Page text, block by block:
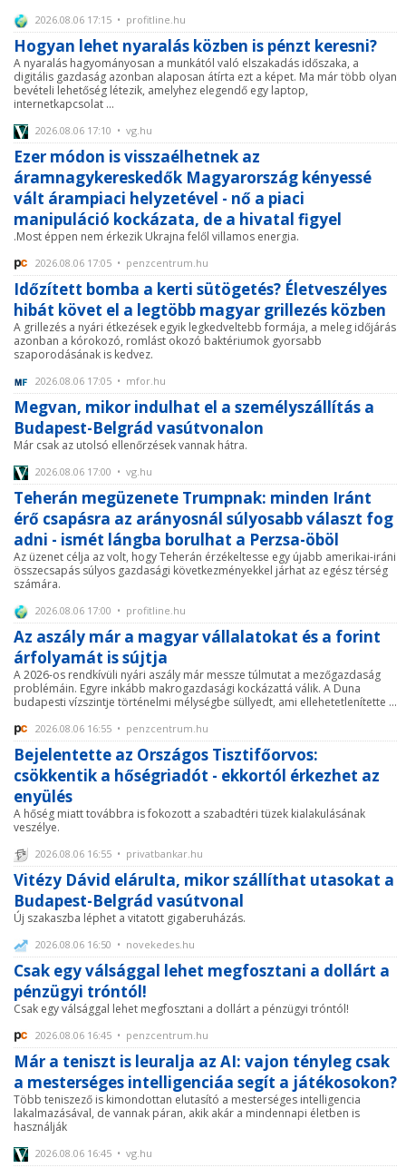
2026.08.06 17:15 • profitline.hu
Hogyan lehet nyaralás közben is pénzt keresni?
A nyaralás hagyományosan a munkától való elszakadás időszaka, a
digitális gazdaság azonban alaposan átírta ezt a képet. Ma már több olyan
bevételi lehetőség létezik, amelyhez elegendő egy laptop,
internetkapcsolat ...
2026.08.06 17:10 • vg.hu
Ezer módon is visszaélhetnek az
áramnagykereskedők Magyarország kényessé
vált árampiaci helyzetével - nő a piaci
manipuláció kockázata, de a hivatal figyel
.Most éppen nem érkezik Ukrajna felől villamos energia.
2026.08.06 17:05 • penzcentrum.hu
Időzített bomba a kerti sütögetés? Életveszélyes
hibát követ el a legtöbb magyar grillezés közben
A grillezés a nyári étkezések egyik legkedveltebb formája, a meleg időjárás
azonban a kórokozó, romlást okozó baktériumok gyorsabb
szaporodásának is kedvez.
2026.08.06 17:05 • mfor.hu
Megvan, mikor indulhat el a személyszállítás a
Budapest-Belgrád vasútvonalon
Már csak az utolsó ellenőrzések vannak hátra.
2026.08.06 17:00 • vg.hu
Teherán megüzenete Trumpnak: minden Iránt
érő csapásra az arányosnál súlyosabb választ fog
adni - ismét lángba borulhat a Perzsa-öböl
Az üzenet célja az volt, hogy Teherán érzékeltesse egy újabb amerikai-iráni
összecsapás súlyos gazdasági következményekkel járhat az egész térség
számára.
2026.08.06 17:00 • profitline.hu
Az aszály már a magyar vállalatokat és a forint
árfolyamát is sújtja
A 2026-os rendkívüli nyári aszály már messze túlmutat a mezőgazdaság
problémáin. Egyre inkább makrogazdasági kockázattá válik. A Duna
budapesti vízszintje történelmi mélységbe süllyedt, ami ellehetetlenítette ...
2026.08.06 16:55 • penzcentrum.hu
Bejelentette az Országos Tisztifőorvos:
csökkentik a hőségriadót - ekkortól érkezhet az
enyülés
A hőség miatt továbbra is fokozott a szabadtéri tüzek kialakulásának
veszélye.
2026.08.06 16:55 • privatbankar.hu
Vitézy Dávid elárulta, mikor szállíthat utasokat a
Budapest-Belgrád vasútvonal
Új szakaszba léphet a vitatott gigaberuházás.
2026.08.06 16:50 • novekedes.hu
Csak egy válsággal lehet megfosztani a dollárt a
pénzügyi tróntól!
Csak egy válsággal lehet megfosztani a dollárt a pénzügyi tróntól!
2026.08.06 16:45 • penzcentrum.hu
Már a teniszt is leuralja az AI: vajon tényleg csak
a mesterséges intelligenciáa segít a játékosokon?
Több teniszező is kimondottan elutasító a mesterséges intelligencia
lakalmazásával, de vannak páran, akik akár a mindennapi életben is
használják
2026.08.06 16:45 • vg.hu